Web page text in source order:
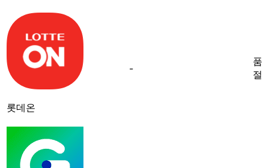
롯데온
-
품
절